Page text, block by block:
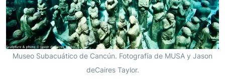
Museo Subacuático de Cancún. Fotografía de MUSA y Jason
deCaires Taylor.